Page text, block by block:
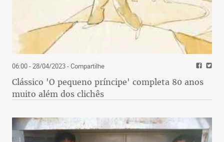
06:00 - 28/04/2023- Compartilhe
Clássico 'O pequeno príncipe' completa 80 anos
muito além dos clichês